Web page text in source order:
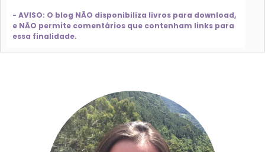
- AVISO: O blog NÃO disponibiliza livros para download,
e NÃO permite comentários que contenham links para
essa finalidade.